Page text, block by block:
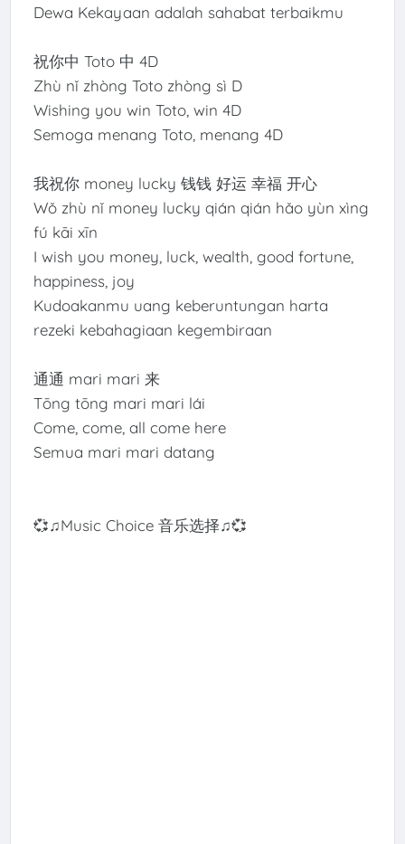
Dewa Kekayaan adalah sahabat terbaikmu
祝你中 Toto 中 4D
Zhù nǐ zhòng Toto zhòng sì D
Wishing you win Toto, win 4D
Semoga menang Toto, menang 4D
我祝你 money lucky 钱钱 好运 幸福 开心
Wǒ zhù nǐ money lucky qián qián hǎo yùn xìng
fú kāi xīn
I wish you money, luck, wealth, good fortune,
happiness, joy
Kudoakanmu uang keberuntungan harta
rezeki kebahagiaan kegembiraan
通通 mari mari 来
Tōng tōng mari mari lái
Come, come, all come here
Semua mari mari datang
💞♫Music Choice 音乐选择♫💞